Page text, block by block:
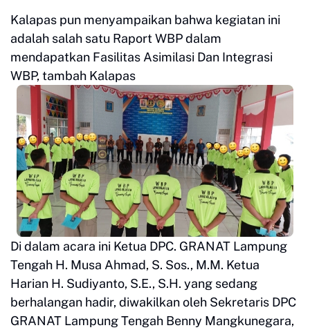
Kalapas pun menyampaikan bahwa kegiatan ini
adalah salah satu Raport WBP dalam
mendapatkan Fasilitas Asimilasi Dan Integrasi
WBP, tambah Kalapas
Di dalam acara ini Ketua DPC. GRANAT Lampung
Tengah H. Musa Ahmad, S. Sos., M.M. Ketua
Harian H. Sudiyanto, S.E., S.H. yang sedang
berhalangan hadir, diwakilkan oleh Sekretaris DPC
GRANAT Lampung Tengah Benny Mangkunegara,